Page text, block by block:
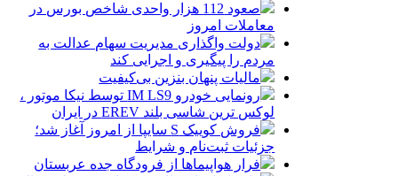
صعود 112 هزار واحدی شاخص بورس در
معاملات امروز
دولت واگذاری مدیریت سهام عدالت به
مردم را پیگیری و اجرایی کند
مالیات پنهان بنزین بی‌کیفیت
رونمایی خودرو IM LS9 توسط نیکا موتور ،
لوکس ترین شاسی بلند EREV در ایران
فروش کوییک S سایپا از امروز آغاز شد؛
جزئیات ثبت‌نام و شرایط
فرار هواپیماها از فرودگاه جده عربستان